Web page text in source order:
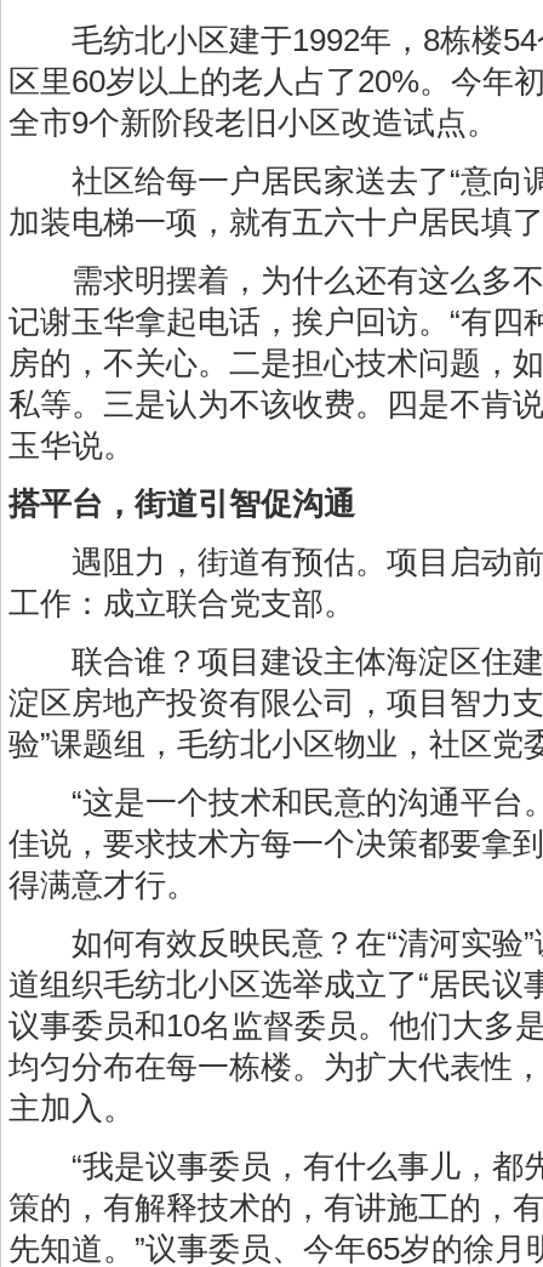
毛纺北小区建于1992年，8栋楼54
区里60岁以上的老人占了20%。今年
全市9个新阶段老旧小区改造试点。
社区给每一户居民家送去了“意向
加装电梯一项，就有五六十户居民填
需求明摆着，为什么还有这么多不
记谢玉华拿起电话，挨户回访。“有四
房的，不关心。二是担心技术问题，
私等。三是认为不该收费。四是不肯
玉华说。
搭平台，街道引智促沟通
遇阻力，街道有预估。项目启动前
工作：成立联合党支部。
联合谁？项目建设主体海淀区住建
淀区房地产投资有限公司，项目智力
验”课题组，毛纺北小区物业，社区党
“这是一个技术和民意的沟通平台
佳说，要求技术方每一个决策都要拿
得满意才行。
如何有效反映民意？在“清河实验”
道组织毛纺北小区选举成立了“居民议
议事委员和10名监督委员。他们大多
均匀分布在每一栋楼。为扩大代表性
主加入。
“我是议事委员，有什么事儿，都
策的，有解释技术的，有讲施工的，
先知道。”议事委员、今年65岁的徐月